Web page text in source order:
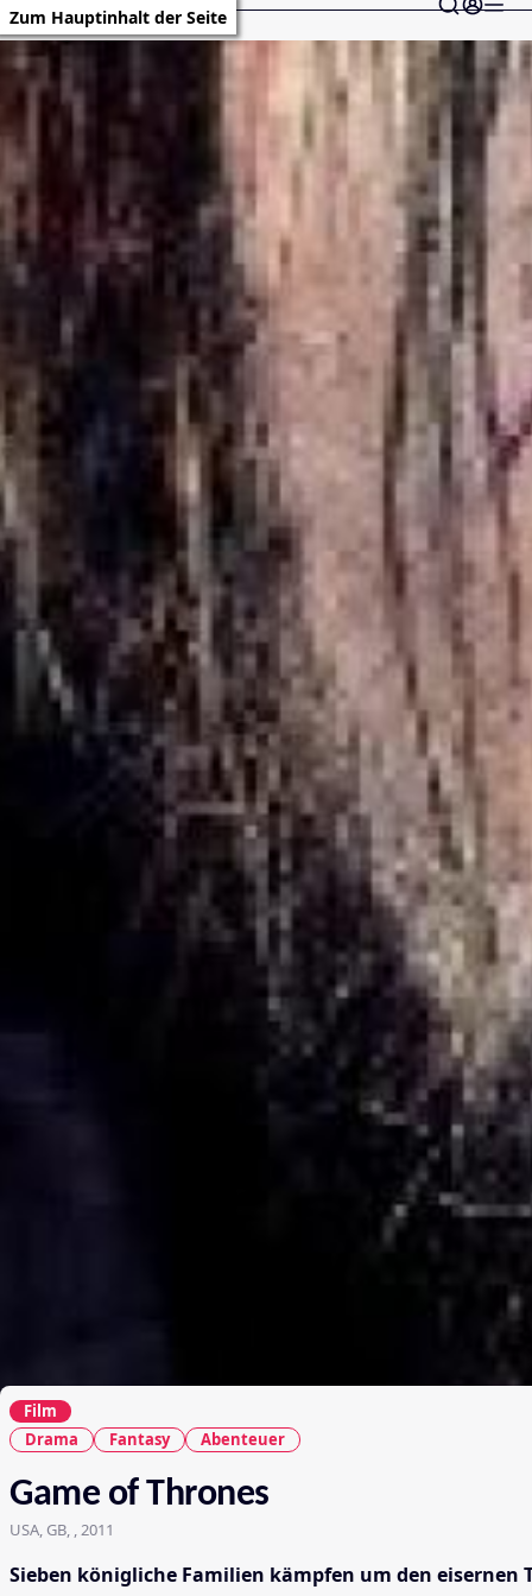
Zum Hauptinhalt der Seite
Film
Drama
Fantasy Abenteuer
Game of Thrones
USA, GB, , 2011
Sieben königliche Familien kämpfen um den eisernen